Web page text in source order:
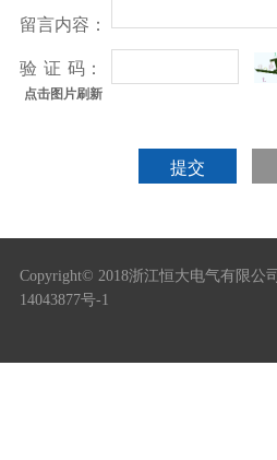
留言内容：
验 证 码：
点击图片刷新
提交
Copyright© 2018浙江恒大电气有限公司
14043877号-1